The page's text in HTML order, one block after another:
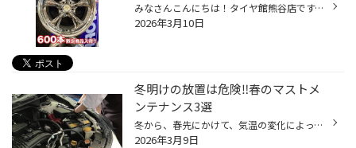
みなさんこんにちは！タイヤ館熊谷店です。 数量限定商品が入荷いたしました！！ 600本限定、WORK VS KF# CHROME EDITION入荷いたしました。 サイズは18インチ9.5j+40 Odiskになります。 限定品のため、1セットのみのご案内になりますので、早い者勝ちです！ また、J数インセット等変更のご要望があ...
2026年3月10日
冬明けの放置は危険‼春のマストメ
ンテナンス3選
冬から、春先にかけて、気温の変化によっておクルマに負担がかかってしまうタイミングです。 春のカーライフをより快適にお過ごしいただくために、事前のおクルマのメンテナンスが大切です！ 【春前のメンテナンスポイント！】 ■バッテリー点検 気温の低い冬はバッテリーに負担がかかりやすく、性能...
2026年3月9日